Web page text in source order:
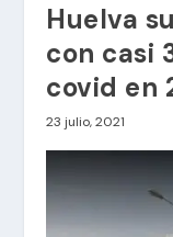
Huelva
con casi
covid en
23 julio, 2021